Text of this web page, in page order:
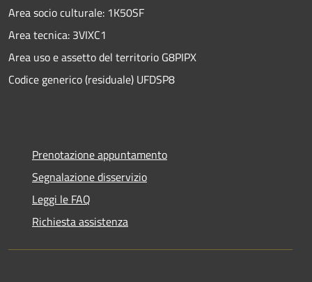
Area socio culturale: 1K50SF
Area tecnica: 3VIXC1
Area uso e assetto del territorio G8PIPX
Codice generico (residuale) UFDSP8
Prenotazione appuntamento
Segnalazione disservizio
Leggi le FAQ
Richiesta assistenza